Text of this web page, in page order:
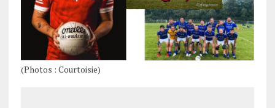
(Photos : Courtoisie)